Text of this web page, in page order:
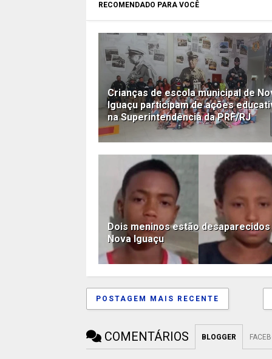
RECOMENDADO PARA VOCÊ
Crianças de escola municipal de
Iguaçu participam de ações
na Superintendência da PRF/RJ
Dois meninos estão
Nova Iguaçu
POSTAGEM MAIS RECENTE
COMENTÁRIOS BLOGGER